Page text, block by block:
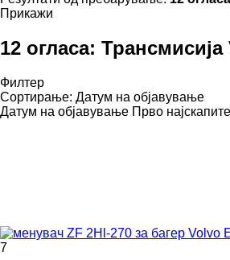
Прикажи
12 огласа: Трансмисија
Филтер
Сортирање: Датум на објавување
Датум на објавување Прво најскапите
7